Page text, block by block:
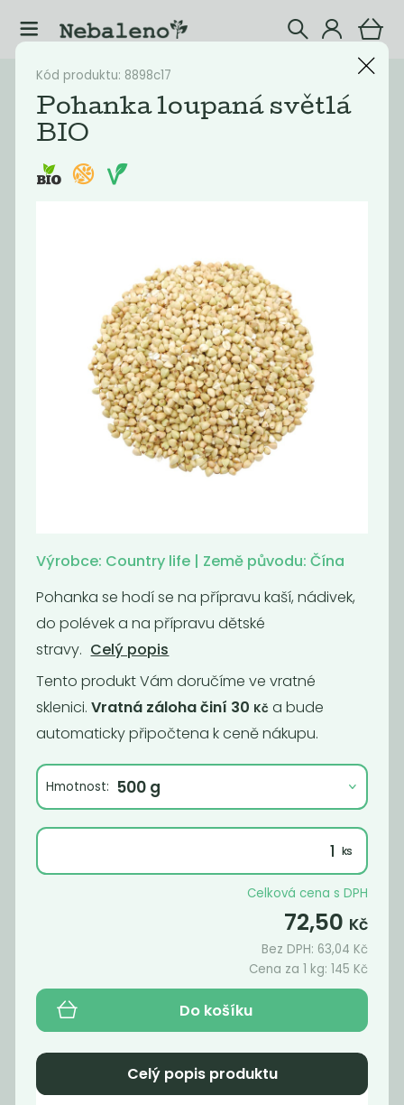
Katalog Potraviny
Filtrovat produkty
Quinoa barevná
Momentálně
nedostupné
Pohanka
loupaná světlá
Kód produktu: 8898c17
Pohanka loupaná světlá
BIO
Výrobce: Country life | Země původu: Čína
Pohanka se hodí se na přípravu kaší, nádivek,
do polévek a na přípravu dětské
stravy. Celý popis
Tento produkt Vám doručíme ve vratné
sklenici. Vratná záloha činí 30 Kč a bude
automaticky připočtena k ceně nákupu.
Hmotnost:
Celková cena s DPH
72,50 Kč
Bez DPH: 63,04 Kč
Cena za 1 kg:145 Kč
Do košíku
Celý popis produktu